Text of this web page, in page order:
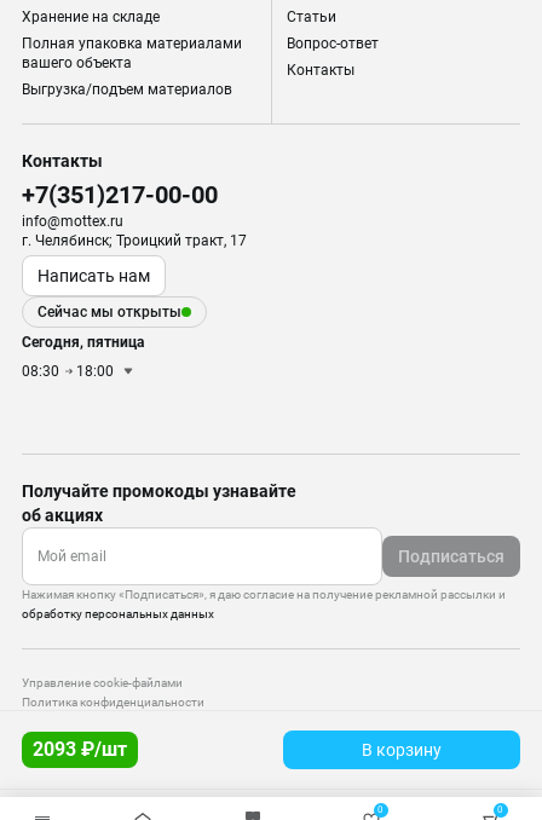
2093 ₽/шт В корзину
Хранение на складе
Полная упаковка материалами
вашего объекта
Выгрузка/подъем материалов
Статьи
Вопрос-ответ
Контакты
Контакты
+7(351)217-00-00
info@mottex.ru
г. Челябинск; Троицкий тракт, 17
Написать нам
Сейчас мы открыты
Сегодня, пятница
08:30
18:00
Получайте промокоды узнавайте
об акциях
Подписаться
Нажимая кнопку «Подписаться», я даю согласие на получение рекламной рассылки и
обработку персональных данных
Управление cookie-файлами
Политика конфиденциальности
© 2010–2026 — ООО «Моттекс»
0 0